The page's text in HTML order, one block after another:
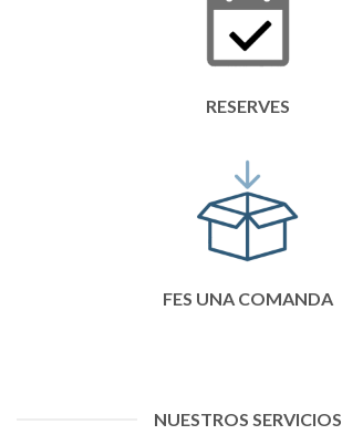
RESERVES
FES UNA COMANDA
NUESTROS SERVICIOS